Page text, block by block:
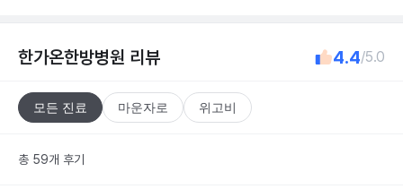
한가온한방병원 리뷰 4.4/5.0
모든 진료 마운자로 위고비
총 59개 후기